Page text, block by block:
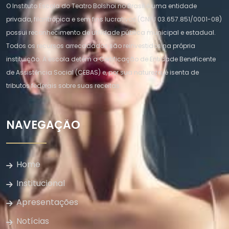
O Instituto Escola do Teatro Bolshoi no Brasil é uma entidade
privada, filantrópica e sem fins lucrativos (CNPJ 03.657.851/0001-08)
possui reconhecimento de utilidade pública municipal e estadual.
Todos os recursos arrecadados são reinvestidos na própria
instituição. A escola detém a Certificação de Entidade Beneficente
de Assistência Social (CEBAS) e, por sua natureza, é isenta de
tributos federais sobre suas receitas.
NAVEGAÇÃO
Home
Institucional
Apresentações
Notícias